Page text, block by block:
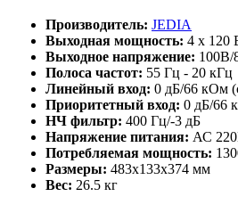
Производитель: JEDIA
Выходная мощность: 4 х 120
Выходное напряжение:
Полоса частот: 55 Гц - 20 кГц
Линейный вход: 0 дБ/66 кОм
Приоритетный вход: 0 дБ/66
НЧ фильтр: 400 Гц/-3 дБ
Напряжение питания: АС
Потребляемая мощность:
Размеры: 483х133х374 мм
Вес: 26.5 кг